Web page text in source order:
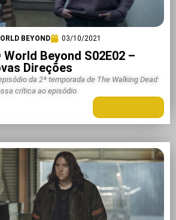
BEYOND 03/10/2021
World Beyond S02E02 –
Direções
da 2ª temporada de The Walking Dead:
crítica ao episódio.